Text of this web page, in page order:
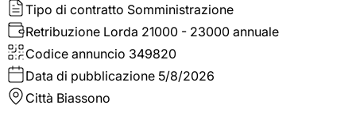
Tipo di contratto Somministrazione
Retribuzione Lorda 21000 - 23000 annuale
Codice annuncio 349820
Data di pubblicazione 5/8/2026
Città Biassono